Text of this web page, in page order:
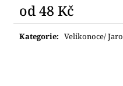
od48 Kč
Měrná
cena:
Kategorie: Velikonoce/ Jaro
SNĚHULÁK S ČEPICÍ